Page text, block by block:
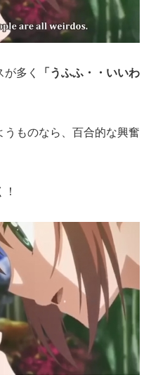
多く
「うふふ・・いいわ
ものなら、百合的な興奮